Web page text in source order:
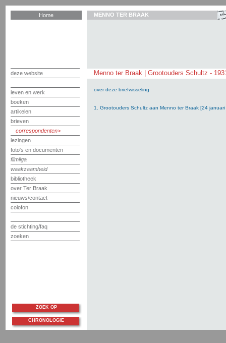
Home
deze website
leven en werk
boeken
artikelen
brieven
correspondenten
lezingen
foto's en documenten
filmliga
waakzaamheid
bibliotheek
over Ter Braak
nieuws/contact
colofon
de stichting/faq
zoeken
MENNO TER BRAAK
Menno ter Braak | Grootouders Schultz -
over deze briefwisseling
1. Grootouders Schultz aan Menno ter Braak [24
ZOEK OP
CHRONOLOGIE